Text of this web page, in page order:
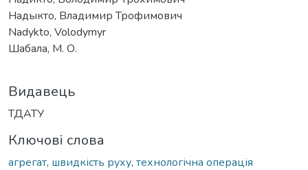
Надыкто, Владимир Трофимович
Nadykto, Volodymyr
Шабала, М. О.
Видавець
ТДАТУ
Ключові слова
агрегат, швидкість руху, технологічна операція